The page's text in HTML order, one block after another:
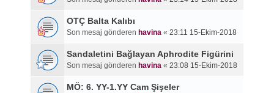
OTÇ Balta Kalıbı
Son mesaj gönderen havina« 23:11 15-Ekim-2018
Sandaletini Bağlayan Aphrodite Figürini
Son mesaj gönderen havina« 23:08 15-Ekim-2018
MÖ: 6. YY-1.YY Cam Şişeler